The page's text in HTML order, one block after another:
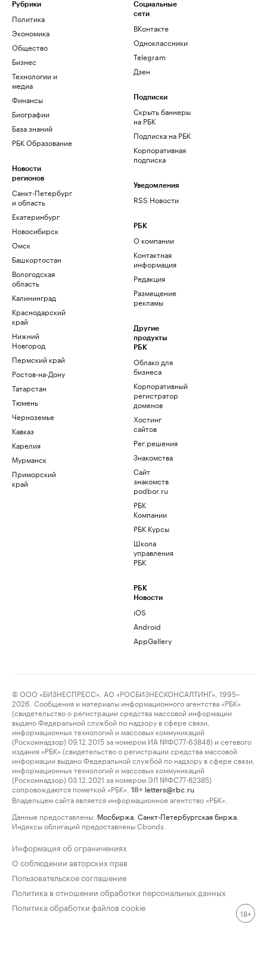
Рубрики
Политика
Экономика
Общество
Бизнес
Технологии и
медиа
Финансы
Биографии
База знаний
РБК Образование
Новости
регионов
Санкт-Петербург
и область
Екатеринбург
Новосибирск
Омск
Башкортостан
Вологодская
область
Калининград
Краснодарский
край
Нижний
Новгород
Пермский край
Ростов-на-Дону
Татарстан
Тюмень
Черноземье
Кавказ
Карелия
Мурманск
Приморский
край
Социальные
сети
ВКонтакте
Одноклассники
Telegram
Дзен
Подписки
Скрыть баннеры
на РБК
Подписка на РБК
Корпоративная
подписка
Уведомления
RSS Новости
РБК
О компании
Контактная
информация
Редакция
Размещение
рекламы
Другие
продукты
РБК
Облако для
бизнеса
Корпоративный
регистратор
доменов
Хостинг
сайтов
Рег.решения
Знакомства
Сайт
знакомств
podbor.ru
РБК
Компании
РБК Курсы
Школа
управления
РБК
РБК
Новости
iOS
Android
AppGallery
© ООО «БИЗНЕСПРЕСС», АО «РОСБИЗНЕСКОНСАЛТИНГ», 1995–
2026. Сообщения и материалы информационного агентства «РБК»
(свидетельство о регистрации средства массовой информации
выдано Федеральной службой по надзору в сфере связи,
информационных технологий и массовых коммуникаций
(Роскомнадзор) 09.12.2015 за номером ИА №ФС77-63848) и сетевого
издания «РБК» (свидетельство о регистрации средства массовой
информации выдано Федеральной службой по надзору в сфере связи,
информационных технологий и массовых коммуникаций
(Роскомнадзор) 03.12.2021 за номером ЭЛ №ФС77-82385)
сопровождаются пометкой «РБК».
18+ letters@rbc.ru
Владельцем сайта является информационное агентство «РБК».
Данные предоставлены: Мосбиржа Санкт-Петербургская биржа
Индексы облигаций предоставлены Cbonds.
Информация об ограничениях
О соблюдении авторских прав
Пользовательское соглашение
Политика в отношении обработки персональных данных
Политика обработки файлов cookie
18+